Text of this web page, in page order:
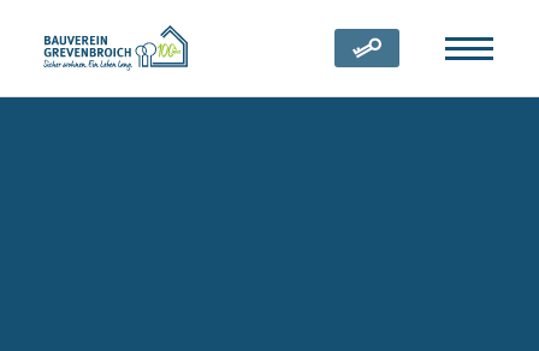
(öffnet in neuem Tab)